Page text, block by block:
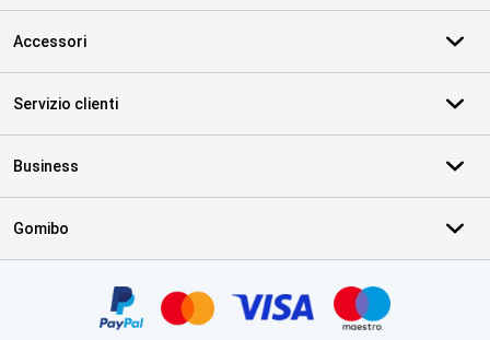
Accessori
Servizio clienti
Business
Gomibo